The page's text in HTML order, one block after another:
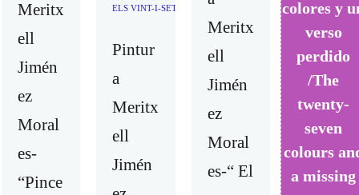
Meritx
ell
Jimén
ez
Moral
es-
“Pince
ELS VINT-I-SET COLORS I UN VERS PERDUT / LOS
Pintur
a
Meritx
ell
Jimén
Meritx
ell
Jimén
ez
Moral
es-“ El
colores y
verso
perdido
/The
twenty-
seven
colours
a missing